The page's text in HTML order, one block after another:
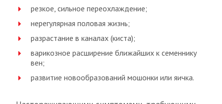
резкое, сильное переохлаждение;
нерегулярная половая жизнь;
разрастание в каналах (киста);
варикозное расширение ближайших к семеннику
вен;
развитие новообразований мошонки или яичка.